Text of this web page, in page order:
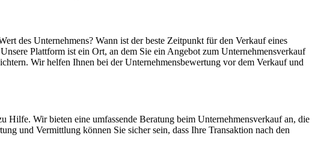
des Unternehmens? Wann ist der beste Zeitpunkt für den Verkauf eines
Plattform ist ein Ort, an dem Sie ein Angebot zum Unternehmensverkauf
Wir helfen Ihnen bei der Unternehmensbewertung vor dem Verkauf und
Wir bieten eine umfassende Beratung beim Unternehmensverkauf an, die
und Vermittlung können Sie sicher sein, dass Ihre Transaktion nach den